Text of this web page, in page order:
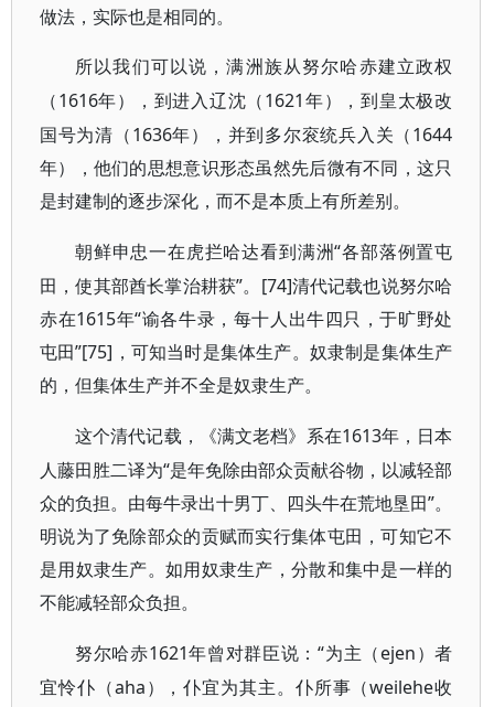
做法，实际也是相同的。
所以我们可以说，满洲族从努尔哈赤建立政权
（ 1616年），到进入辽沈（1621年），到皇太极改
国号为清（1636年），并到多尔衮统兵入关（1644
年），他们的思想意识形态虽然先后微有不同，这只
是封建制的逐步深化，而不是本质上有所差别。
朝鲜申忠一在虎拦哈达看到满洲“各部落例置屯
田，使其部酋长掌治耕获”。[74]清代记载也说努尔哈
赤在1615年“谕各牛录，每十人出牛四只，于旷野处
屯田”[75]，可知当时是集体生产。奴隶制是集体生产
的，但集体生产并不全是奴隶生产。
这个清代记载，《满文老档》系在1613年，日本
人藤田胜二译为“是年免除由部众贡献谷物，以减轻部
众的负担。由每牛录出十男丁、四头牛在荒地垦田”。
明说为了免除部众的贡赋而实行集体屯田，可知它不
是用奴隶生产。如用奴隶生产，分散和集中是一样的
不能减轻部众负担。
努尔哈赤1621年曾对群臣说：“为主（ejen）者
宜怜仆（aha），仆宜为其主。仆所事（weilehe收